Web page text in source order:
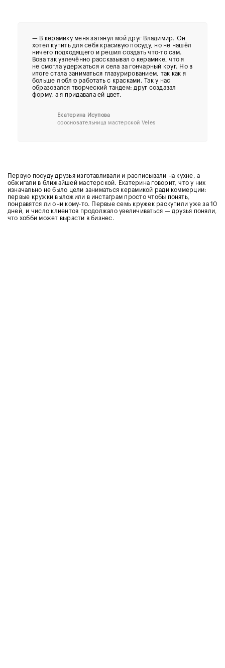
— В керамику меня затянул мой друг Владимир. Он
хотел купить для себя красивую посуду, но не нашёл
ничего подходящего и решил создать что-то сам.
Вова так увлечённо рассказывал о керамике, что я
не смогла удержаться и села за гончарный круг. Но в
итоге стала заниматься глазурированием, так как я
больше люблю работать с красками. Так у нас
образовался творческий тандем: друг создавал
форму, а я придавала ей цвет.
Екатерина Исупова
соосновательница мастерской Veles
Первую посуду друзья изготавливали и расписывали на кухне, а
обжигали в ближайшей мастерской. Екатерина говорит, что у них
изначально не было цели заниматься керамикой ради коммерции:
первые кружки выложили в инстаграм просто чтобы понять,
понравятся ли они кому-то. Первые семь кружек раскупили уже за 10
дней, и число клиентов продолжало увеличиваться — друзья поняли,
что хобби может вырасти в бизнес.